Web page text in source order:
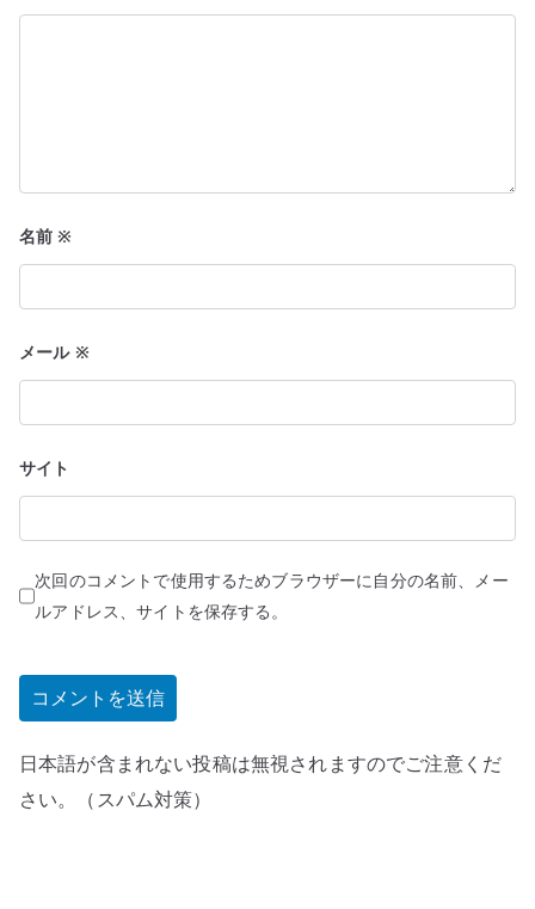
名前※
メール ※
サイト
次回のコメントで使用するためブラウザーに自分の名前、メー
ルアドレス、サイトを保存する。
日本語が含まれない投稿は無視されますのでご注意くだ
さい。（スパム対策）